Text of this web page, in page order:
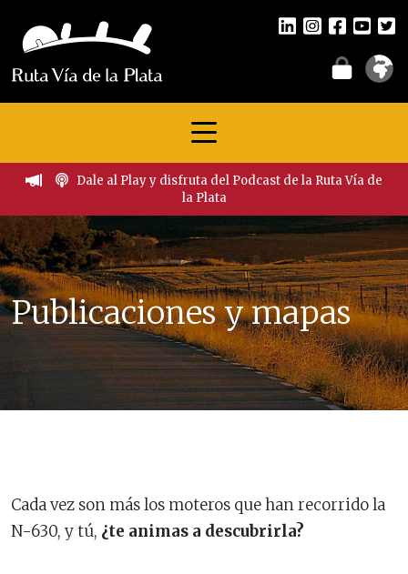
Dale al Play y disfruta del Podcast de la Ruta Vía de
la Plata
Publicaciones y mapas
Cada vez son más los moteros que han recorrido la
N-630, y tú, ¿te animas a descubrirla?